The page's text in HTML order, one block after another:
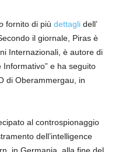
fornito di più dettagli dell’
il giornale, Piras è
Internazionali, è autore di
Informativo” e ha seguito
di Oberammergau, in
al controspionaggio
dell’intelligence